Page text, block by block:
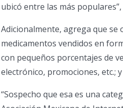
ubicó entre las más
Adicionalmente, agrega que se
medicamentos vendidos en
con pequeños porcentajes de
electrónico, promociones, etc.;
“Sospecho que esa es una